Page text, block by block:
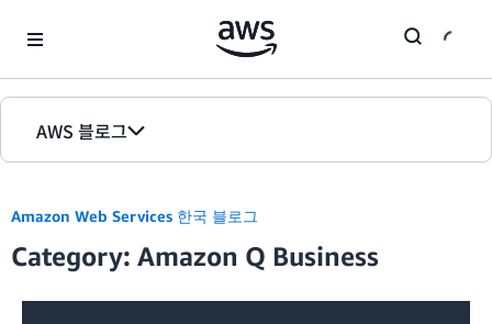
AWS 블로그
에디션
Amazon Web Services 한국 블로그
Category: Amazon Q Business